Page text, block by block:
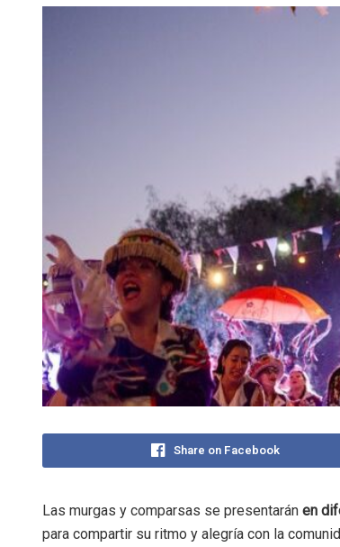
Share on Facebook
Las murgas y comparsas se presentarán en
para compartir su ritmo y alegría con la